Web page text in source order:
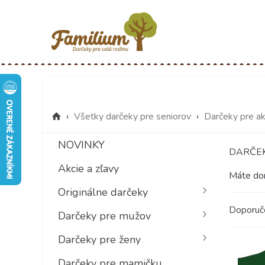
› Všetky darčeky pre seniorov › Darčeky pre
NOVINKY
Akcie a zľavy
Originálne darčeky
Darčeky pre mužov
Darčeky pre ženy
Máte